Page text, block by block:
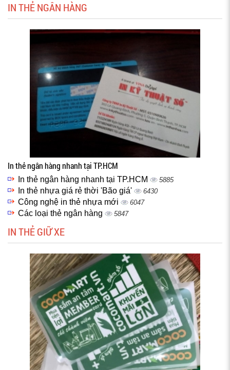
IN THẺ NGÂN HÀNG
In thẻ ngân hàng nhanh tại TP.HCM
In thẻ ngân hàng nhanh tại TP.HCM 5885
In thẻ nhựa giá rẻ thời 'Bão giá' 6430
Công nghệ in thẻ nhựa mới 6047
Các loại thẻ ngân hàng 5847
IN THẺ GIỮ XE